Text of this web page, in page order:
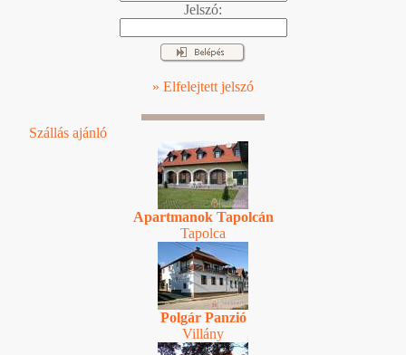
Jelszó:
» Elfelejtett jelszó
Szállás ajánló
Apartmanok Tapolcán
Tapolca
Polgár Panzió
Villány